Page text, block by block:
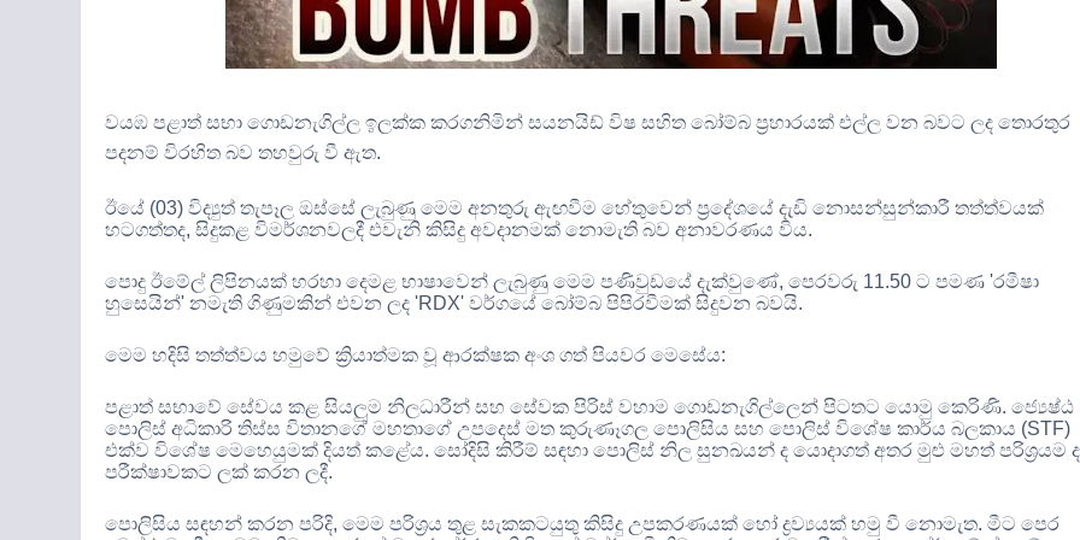
වයඹ පළාත් සභා ගොඩනැගිල්ල ඉලක්ක කරගනිමින් සයනයිඩ් විෂ සහිත බෝම්බ ප්‍රහාරයක් එල්ල වන බවට ලද තොරතුර
පදනම් විරහිත බව තහවුරු වී ඇත.
ඊයේ (03)විද්‍යුත් තැපෑල ඔස්සේ ලැබුණු මෙම අනතුරු ඇඟවීම හේතුවෙන් ප්‍රදේශයේ දැඩි නොසන්සුන්කාරී තත්ත්වයක්
හටගත්තද,සිදුකළ විමර්ශනවලදී එවැනි කිසිදු අවදානමක් නොමැති බව අනාවරණය විය.
පොදු ඊමේල් ලිපිනයක් හරහා දෙමළ භාෂාවෙන් ලැබුණු මෙම පණිවුඩයේ දැක්වුණේ,පෙරවරු 11.50ට පමණ'රමීෂා
හුසෙයින්'නමැති ගිණුමකින් එවන ලද'RDX'වර්ගයේ බෝම්බ පිපිරවීමක් සිදුවන බවයි.
මෙම හදිසි තත්ත්වය හමුවේ ක්‍රියාත්මක වූ ආරක්ෂක අංශ ගත් පියවර මෙසේය:
පළාත් සභාවේ සේවය කළ සියලුම නිලධාරීන් සහ සේවක පිරිස් වහාම ගොඩනැගිල්ලෙන් පිටතට යොමු කෙරිණි.ජ්‍යෙෂ්ඨ
පොලිස් අධිකාරි තිස්ස විතානගේ මහතාගේ උපදෙස් මත කුරුණෑගල පොලිසිය සහ පොලිස් විශේෂ කාර්ය බලකාය (STF)
එක්ව විශේෂ මෙහෙයුමක් දියත් කළේය.සෝදිසි කිරීම් සඳහා පොලිස් නිල සුනඛයන් ද යොදාගත් අතර මුළු මහත් පරිශ්‍රයම
පරීක්ෂාවකට ලක් කරන ලදී.
පොලිසිය සඳහන් කරන පරිදි,මෙම පරිශ්‍රය තුළ සැකකටයුතු කිසිදු උපකරණයක් හෝ ද්‍රව්‍යයක් හමු වී නොමැත.මීට පෙර